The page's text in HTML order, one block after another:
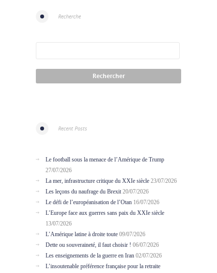
Recherche
Recent Posts
Le football sous la menace de l’Amérique de Trump
27/07/2026
La mer, infrastructure critique du XXIe siècle 23/07/2026
Les leçons du naufrage du Brexit 20/07/2026
Le défi de l’européanisation de l’Otan 16/07/2026
L’Europe face aux guerres sans paix du XXIe siècle
13/07/2026
L’Amérique latine à droite toute 09/07/2026
Dette ou souveraineté, il faut choisir ! 06/07/2026
Les enseignements de la guerre en Iran 02/07/2026
L’insoutenable préférence française pour la retraite